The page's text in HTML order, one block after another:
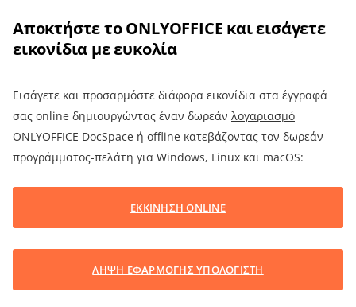
Αποκτήστε το ONLYOFFICE και εισάγετε
εικονίδια με ευκολία
Εισάγετε και προσαρμόστε διάφορα εικονίδια στα έγγραφά
σας online δημιουργώντας έναν δωρεάν λογαριασμό
ONLYOFFICE DocSpace ή offline κατεβάζοντας τον δωρεάν
προγράμματος-πελάτη για Windows, Linux και macOS:
ΕΚΚΙΝΗΣΗ ONLINE
ΛΗΨΗ ΕΦΑΡΜΟΓΗΣ ΥΠΟΛΟΓΙΣΤΗ